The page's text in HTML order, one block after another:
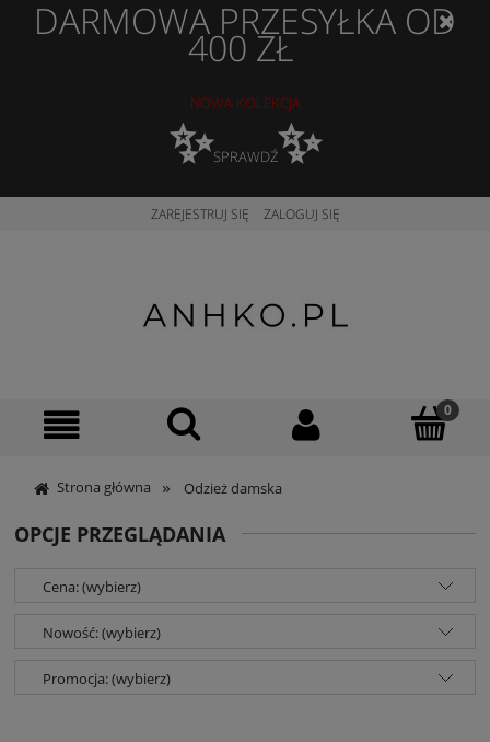
DARMOWA PRZESYŁKA OD
400 ZŁ
NOWA KOLEKCJA
✨SPRAWDŹ✨
ZAREJESTRUJ SIĘ ZALOGUJ SIĘ
Strona główna » Odzież damska
OPCJE PRZEGLĄDANIA
Cena: (wybierz)
Nowość: (wybierz)
Promocja: (wybierz)